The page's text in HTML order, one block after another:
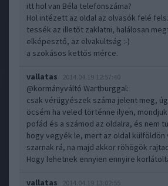
itt hol van Béla telefonszáma?
Hol intézett az oldal az olvasók felé
tessék az illetőt zaklatni, halálosan
elképesztő, az elvakultság :-)
a szokásos kettős mérce.
vallatas 2014.04.19 12:57:40
@kormányváltó Wartburggal:
csak vérügyészek száma jelent meg,
öcsém ha veled történne ilyen,
pofád és a számod az oldalra, és nem
hogy vegyék le, mert az oldal külföldön
szarnak rá, na majd akkor röhögök
Hogy lehetnek ennyien ennyire
vallatas 2014.04.19 13:02:55